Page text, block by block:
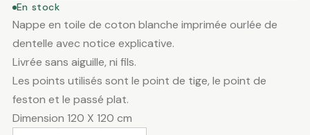
En stock
Nappe en toile de coton blanche imprimée ourlée de
dentelle avec notice explicative.
Livrée sans aiguille, ni fils.
Les points utilisés sont le point de tige, le point de
feston et le passé plat.
Dimension 120 X 120 cm